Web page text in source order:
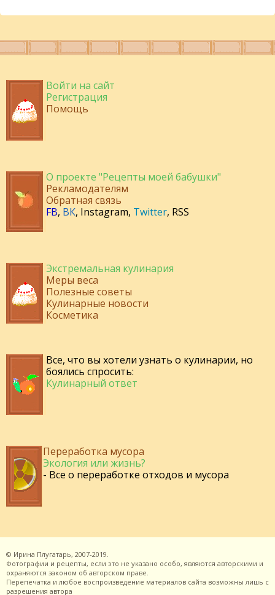
Войти на сайт
Регистрация
Помощь
О проекте "Рецепты моей бабушки"
Рекламодателям
Обратная связь
FB, ВК, Instagram, Twitter, RSS
Экстремальная кулинария
Меры веса
Полезные советы
Кулинарные новости
Косметика
Все, что вы хотели узнать о кулинарии, но
боялись спросить:
Кулинарный ответ
Переработка мусора
Экология или жизнь?
- Все о переработке отходов и мусора
© Ирина Плугатарь, 2007-2019.
Фотографии и рецепты, если это не указано особо, являются авторскими и
охраняются законом об авторском праве.
Перепечатка и любое воспроизведение материалов сайта возможны лишь с
разрешения автора